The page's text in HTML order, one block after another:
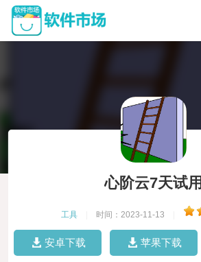
心阶云7天试用
工具 时间：2023-11-13
安卓下载 苹果下载